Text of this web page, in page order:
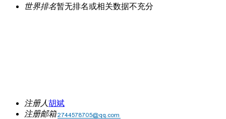
世界排名暂无排名或相关数据不充分
注册人胡斌
注册邮箱